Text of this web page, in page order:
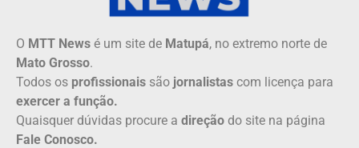
O MTT News é um site de Matupá, no extremo norte de
Mato Grosso.
Todos os profissionais são jornalistas com licença para
exercer a função.
Quaisquer dúvidas procure a direção do site na página
Fale Conosco.